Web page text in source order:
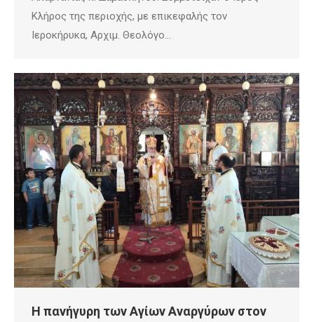
Κλήρος της περιοχής, με επικεφαλής τον
Ιεροκήρυκα, Αρχιμ. Θεολόγο…
Η πανήγυρη των Αγίων Αναργύρων στον